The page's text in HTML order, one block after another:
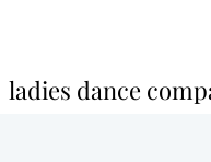
ladies dance